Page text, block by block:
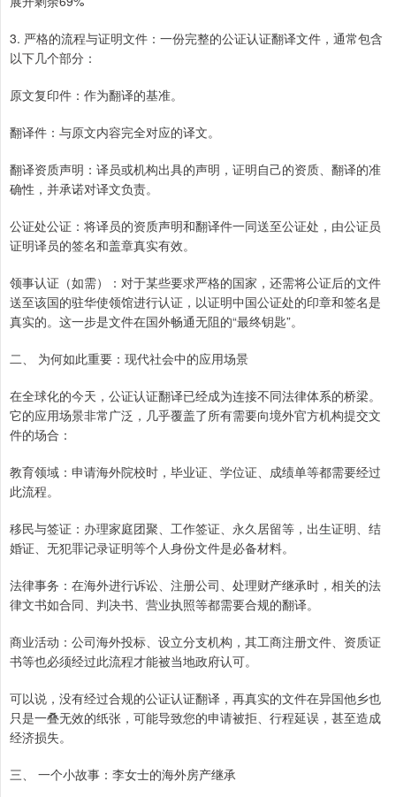
3. 严格的流程与证明文件：一份完整的公证认证翻译文件，通常包含
以下几个部分：
原文复印件：作为翻译的基准。
翻译件：与原文内容完全对应的译文。
翻译资质声明：译员或机构出具的声明，证明自己的资质、翻译的准
确性，并承诺对译文负责。
公证处公证：将译员的资质声明和翻译件一同送至公证处，由公证员
证明译员的签名和盖章真实有效。
领事认证（如需）：对于某些要求严格的国家，还需将公证后的文件
送至该国的驻华使领馆进行认证，以证明中国公证处的印章和签名是
真实的。这一步是文件在国外畅通无阻的“最终钥匙”。
二、 为何如此重要：现代社会中的应用场景
在全球化的今天，公证认证翻译已经成为连接不同法律体系的桥梁。
它的应用场景非常广泛，几乎覆盖了所有需要向境外官方机构提交文
件的场合：
教育领域：申请海外院校时，毕业证、学位证、成绩单等都需要经过
此流程。
移民与签证：办理家庭团聚、工作签证、永久居留等，出生证明、结
婚证、无犯罪记录证明等个人身份文件是必备材料。
法律事务：在海外进行诉讼、注册公司、处理财产继承时，相关的法
律文书如合同、判决书、营业执照等都需要合规的翻译。
商业活动：公司海外投标、设立分支机构，其工商注册文件、资质证
书等也必须经过此流程才能被当地政府认可。
可以说，没有经过合规的公证认证翻译，再真实的文件在异国他乡也
只是一叠无效的纸张，可能导致您的申请被拒、行程延误，甚至造成
经济损失。
三、 一个小故事：李女士的海外房产继承